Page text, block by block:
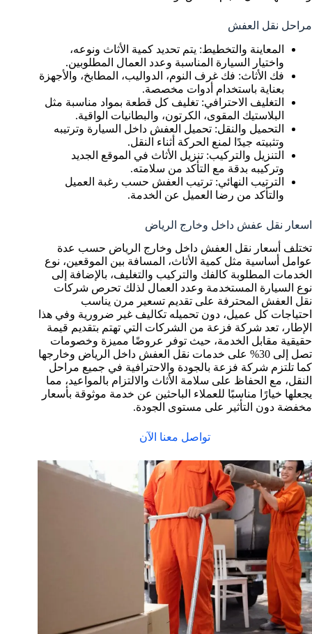
مراحل نقل العفش
المعاينة والتخطيط: يتم تحديد كمية الأثاث ونوعه،
واختيار السيارة المناسبة وعدد العمال المطلوبين.
فك الأثاث: فك غرف النوم، الدواليب، المطابخ، والأجهزة
بعناية باستخدام أدوات مخصصة.
التغليف الاحترافي: تغليف كل قطعة بمواد مناسبة مثل
البلاستيك المقوى، الكرتون، والبطانيات الواقية.
التحميل والنقل: تحميل العفش داخل السيارة وترتيبه
وتثبيته جيدًا لمنع الحركة أثناء النقل.
التنزيل والتركيب: تنزيل الأثاث في الموقع الجديد
وتركيبه بدقة مع التأكد من سلامته.
الترتيب النهائي: ترتيب العفش حسب رغبة العميل
والتأكد من رضا العميل عن الخدمة.
اسعار نقل عفش داخل وخارج الرياض
تختلف أسعار نقل العفش داخل وخارج الرياض حسب عدة
عوامل أساسية مثل كمية الأثاث، المسافة بين الموقعين، نوع
الخدمات المطلوبة كالفك والتركيب والتغليف، بالإضافة إلى
نوع السيارة المستخدمة وعدد العمال لذلك تحرص شركات
نقل العفش المحترفة على تقديم تسعير مرن يناسب
احتياجات كل عميل، دون تحميله تكاليف غير ضرورية وفي هذا
الإطار، تعد شركة فزعة من الشركات التي تهتم بتقديم قيمة
حقيقية مقابل الخدمة، حيث توفر عروضًا مميزة وخصومات
تصل إلى 30% على خدمات نقل العفش داخل الرياض وخارجها
كما تلتزم شركة فزعة بالجودة والاحترافية في جميع مراحل
النقل، مع الحفاظ على سلامة الأثاث والالتزام بالمواعيد، مما
يجعلها خيارًا مناسبًا للعملاء الباحثين عن خدمة موثوقة بأسعار
مخفضة دون التأثير على مستوى الجودة.
تواصل معنا الآن